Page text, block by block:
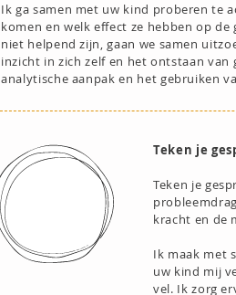
Ik ga samen met uw kind proberen te
komen en welk effect ze hebben op
niet helpend zijn, gaan we samen
inzicht in zich zelf en het ontstaan
analytische aanpak en het gebruiken
Teken je
Teken je
kracht en de
Ik maak met
uw kind mij
vel. Ik zorg